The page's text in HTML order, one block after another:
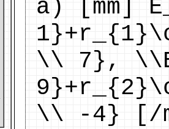
a) [mm]
\\ 7},
\\ -4} [/